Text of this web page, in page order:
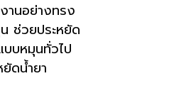
านอย่างทรง
ช่วยประหยัด
บบหมุนทั่วไป
ดน้ำยา